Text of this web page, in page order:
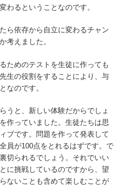
わるということなのです。
ら依存から自立に変わるチャン
考えました。
ためのテストを生徒に作っても
生の役割をすることにより、与
なのです。
うと、新しい体験だからでしょ
作っていました。生徒たちは思
ブです。問題を作って発表して
員が100点をとれるはずです。で
切られるでしょう。それでいい
に挑戦しているのですから、望
ないことも含めて楽しむことが